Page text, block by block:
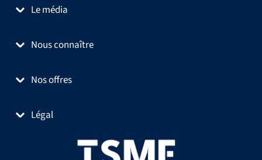
Le média
Nous connaître
Nos offres
Légal